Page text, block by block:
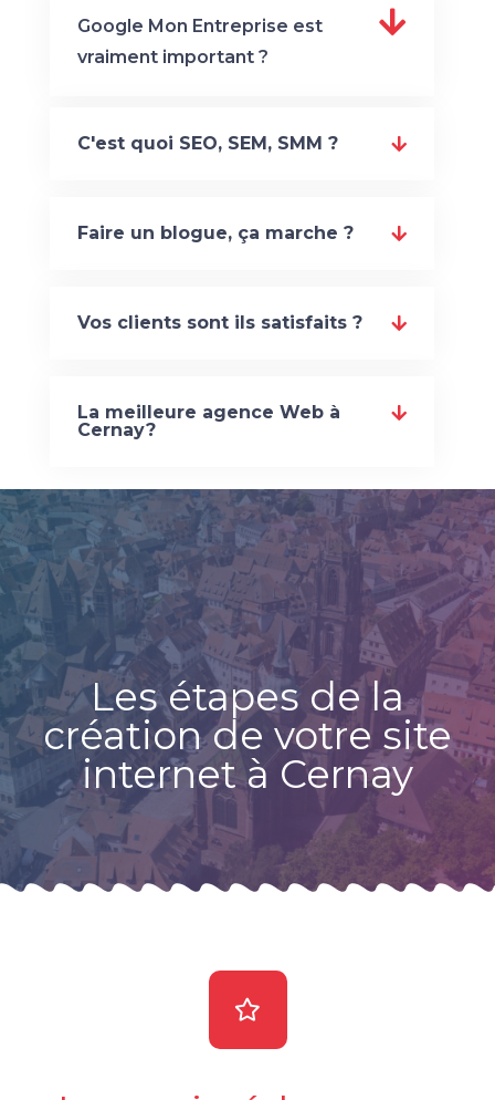
Google Mon Entreprise est
vraiment important ?
C'est quoi SEO, SEM, SMM ?
Faire un blogue, ça marche ?
Vos clients sont ils satisfaits ?
La meilleure agence Web à
Cernay?
Les étapes de la
création de votre site
internet à Cernay